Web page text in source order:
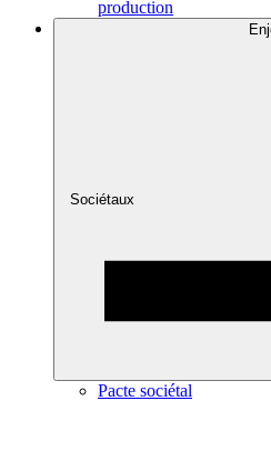
production
Sociétaux
Pacte sociétal